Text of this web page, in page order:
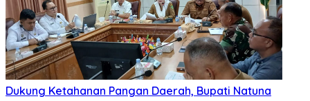
Dukung Ketahanan Pangan Daerah, Bupati Natuna